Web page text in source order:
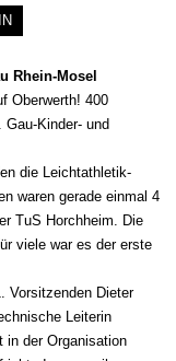
Rhein-Mosel
Oberwerth! 400
Gau-Kinder- und
die Leichtathletik-
waren gerade einmal 4
TuS Horchheim. Die
viele war es der erste
Vorsitzenden Dieter
Leiterin
in der Organisation